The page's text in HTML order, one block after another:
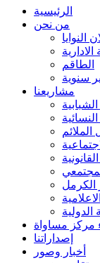
الرئيسية
من نحن
النوايا
الادارية
الطاقم
سنوية
مشاريعنا
الملائم
الكرمل
الدولية
مركز مساواة
إصداراتنا
أخبار وصور